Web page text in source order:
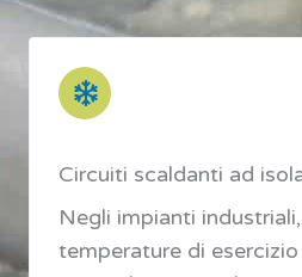
Circuiti scaldanti ad
Negli impianti
temperature di